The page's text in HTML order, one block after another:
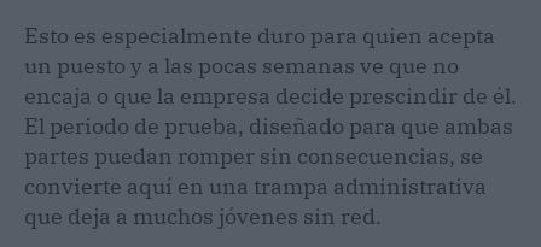
Esto es especialmente duro para quien acepta
un puesto y a las pocas semanas ve que no
encaja o que la empresa decide prescindir de él.
El periodo de prueba, diseñado para que ambas
partes puedan romper sin consecuencias, se
convierte aquí en una trampa administrativa
que deja a muchos jóvenes sin red.